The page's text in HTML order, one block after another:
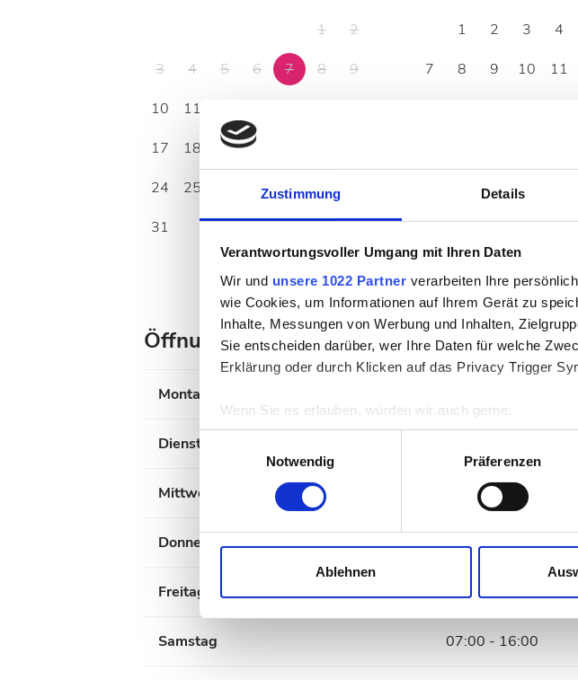
Zustimmung Details
Verantwortungsvoller Umgang mit Ihren Daten
Wir und unsere 1022 Partner verarbeiten Ihre
wie Cookies, um Informationen auf Ihrem Gerät zu
Inhalte, Messungen von Werbung und Inhalten,
Sie entscheiden darüber, wer Ihre Daten für welche
Erklärung oder durch Klicken auf das Privacy Trigger
Wenn Sie es erlauben, würden wir auch gerne:
Informationen über Ihre geografische Lage
Ihr Gerät durch aktives Scannen nach
Erfahren Sie mehr darüber, wie Ihre persönlichen
Einzelheitenfest.
Wir verwenden Cookies, um Inhalte und Anzeigen zu
und die Zugriffe auf unsere Website zu analysieren.
Einwilligungsauswahl
Notwendig
Präferenzen
Ablehnen
1
2
3
4 5 6 7 8
9
10
11
17
18 19 20
24
25 27 28 29
31
1 2 3 4
7
8 9 10 11
30
Öffnungszeiten
Montag
Dienstag
Mittwoch 07:00 - 16:00
Donnerstag 07:00 - 16:00
Freitag 07:00 - 16:00
Samstag 07:00 - 16:00